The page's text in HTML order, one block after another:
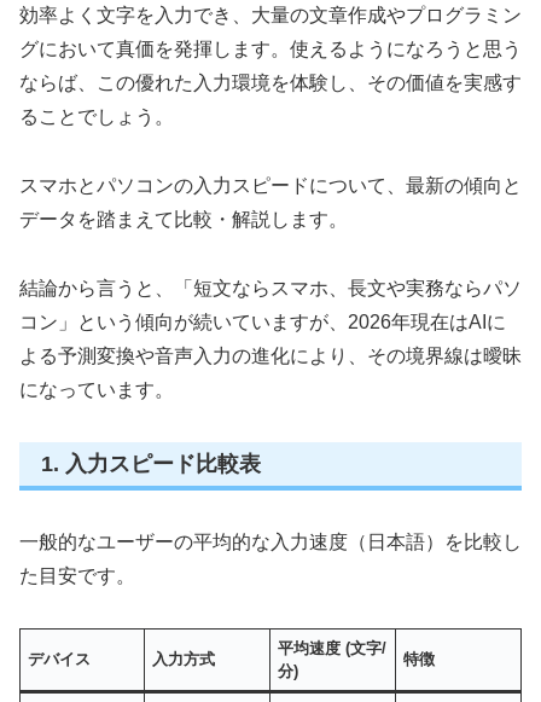
効率よく文字を入力でき、大量の文章作成やプログラミン
グにおいて真価を発揮します。使えるようになろうと思う
ならば、この優れた入力環境を体験し、その価値を実感す
ることでしょう。
スマホとパソコンの入力スピードについて、最新の傾向と
データを踏まえて比較・解説します。
結論から言うと、「短文ならスマホ、長文や実務ならパソ
コン」という傾向が続いていますが、2026年現在はAIに
よる予測変換や音声入力の進化により、その境界線は曖昧
になっています。
1. 入力スピード比較表
一般的なユーザーの平均的な入力速度（日本語）を比較し
た目安です。
デバイス 入力方式
平均速度 (文字/
分)
特徴